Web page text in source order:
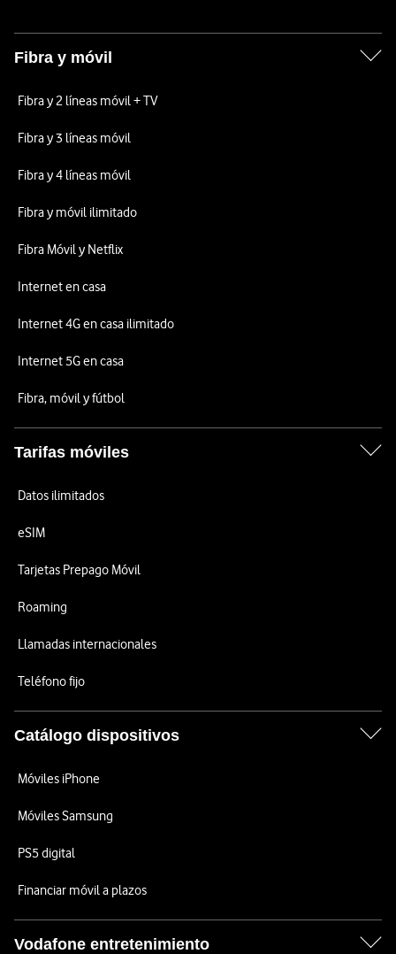
Fibra y móvil
Fibra y 2 líneas móvil + TV
Fibra y 3 líneas móvil
Fibra y 4 líneas móvil
Fibra y móvil ilimitado
Fibra Móvil y Netflix
Internet en casa
Internet 4G en casa ilimitado
Internet 5G en casa
Fibra, móvil y fútbol
Tarifas móviles
Datos ilimitados
eSIM
Tarjetas Prepago Móvil
Roaming
Llamadas internacionales
Teléfono fijo
Catálogo dispositivos
Móviles iPhone
Móviles Samsung
PS5 digital
Financiar móvil a plazos
Vodafone entretenimiento